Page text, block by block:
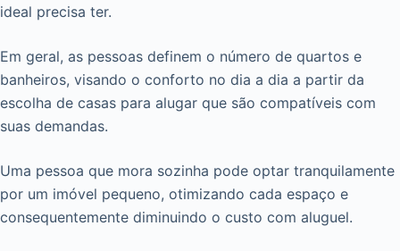
ideal precisa ter.
Em geral, as pessoas definem o número de quartos e
banheiros, visando o conforto no dia a dia a partir da
escolha de casas para alugar que são compatíveis com
suas demandas.
Uma pessoa que mora sozinha pode optar tranquilamente
por um imóvel pequeno, otimizando cada espaço e
consequentemente diminuindo o custo com aluguel.